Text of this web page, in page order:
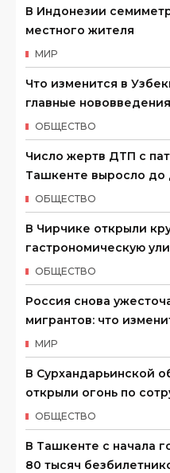
В Индонезии
местного жителя
МИР
Что изменится в
главные нововведения
ОБЩЕСТВО
Число жертв ДТП с
Ташкенте выросло до
ОБЩЕСТВО
В Чирчике открыли
гастрономическую
ОБЩЕСТВО
Россия снова
мигрантов: что
МИР
В Сурхандарьинской
открыли огонь по
ОБЩЕСТВО
В Ташкенте с начала
80 тысяч